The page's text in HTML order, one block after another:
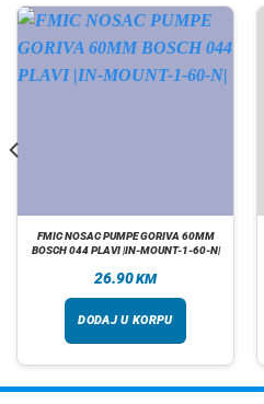
FMIC NOSAC PUMPE GORIVA 60MM
BOSCH 044 PLAVI |IN-MOUNT-1-60-N|
26.90KM
DODAJ U KORPU